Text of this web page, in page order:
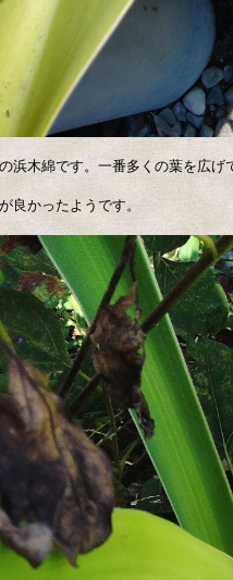
浜木綿です。一番多くの葉を広げ
良かったようです。